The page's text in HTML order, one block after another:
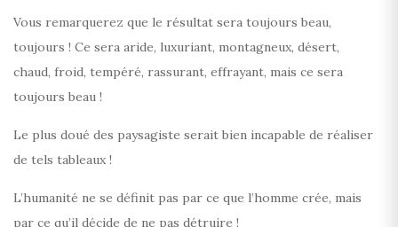
Vous remarquerez que le résultat sera toujours beau,
toujours ! Ce sera aride, luxuriant, montagneux, désert,
chaud, froid, tempéré, rassurant, effrayant, mais ce sera
toujours beau !
Le plus doué des paysagiste serait bien incapable de réaliser
de tels tableaux !
L’humanité ne se définit pas par ce que l’homme crée, mais
par ce qu’il décide de ne pas détruire !